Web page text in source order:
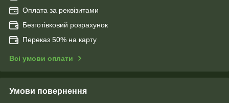
Оплата за реквізитами
Безготівковий розрахунок
Переказ 50% на карту
Всі умови оплати
Умови повернення